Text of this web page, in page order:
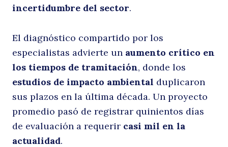
la
incertidumbre del sector.
El diagnóstico compartido por los
especialistas advierte un aumento crítico en
los tiempos de tramitación, donde los
estudios de impacto ambiental duplicaron
sus plazos en la última década. Un proyecto
promedio pasó de registrar quinientos días
de evaluación a requerir casi mil en la
actualidad.